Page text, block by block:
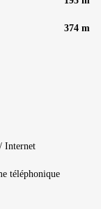
374 m
Internet
téléphonique